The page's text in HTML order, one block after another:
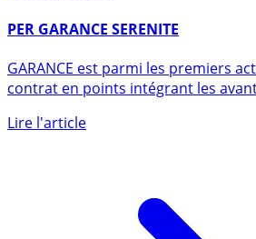
3 octobre 2019
PER GARANCE SERENITE
contrat en points intégrant les